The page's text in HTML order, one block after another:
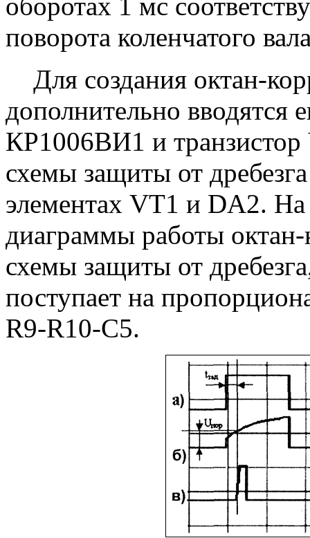
поворота коленчатого
Для создания октан-
дополнительно
КР1006ВИ1 и транзистор
схемы защиты от
элементах VT1 и DA2.
диаграммы работы
схемы защиты от
поступает на
R9-R10-С5.